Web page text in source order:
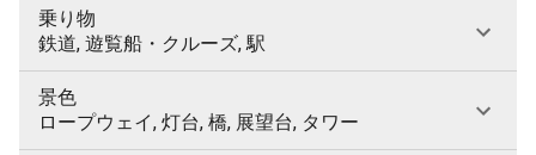
乗り物
鉄道, 遊覧船・クルーズ, 駅
景色
ロープウェイ, 灯台, 橋, 展望台, タワー